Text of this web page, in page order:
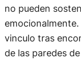
no pueden
vinculo tras
de las paredes